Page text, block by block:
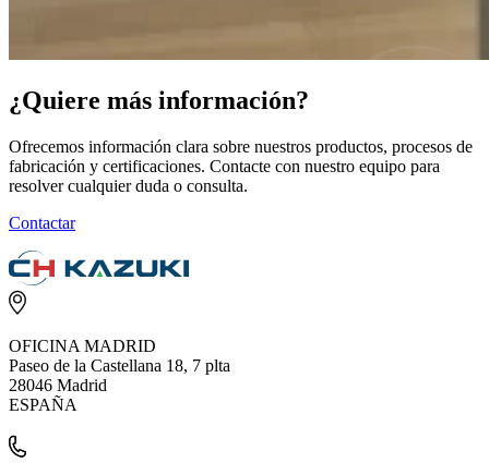
¿Quiere más información?
Ofrecemos información clara sobre nuestros productos, procesos de
fabricación y certificaciones. Contacte con nuestro equipo para
resolver cualquier duda o consulta.
Contactar
OFICINA MADRID
Paseo de la Castellana 18, 7 plta
28046 Madrid
ESPAÑA